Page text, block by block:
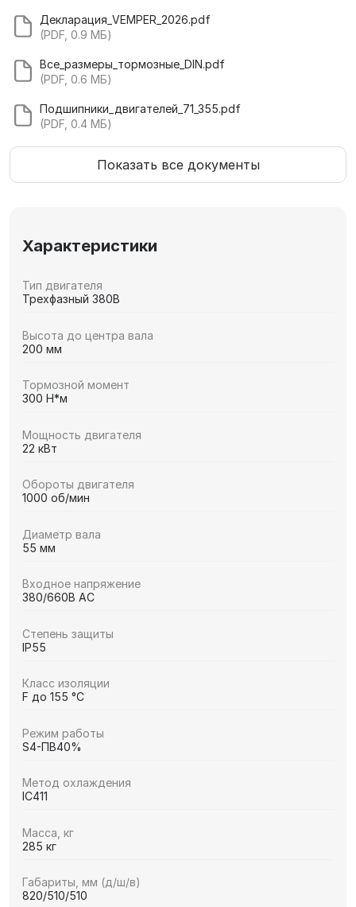
Декларация_VEMPER_2026.pdf
(PDF, 0.9 МБ)
Все_размеры_тормозные_DIN.pdf
(PDF, 0.6 МБ)
Подшипники_двигателей_71_355.pdf
(PDF, 0.4 МБ)
Показать все документы
Характеристики
Тип двигателя
Трехфазный 380В
Высота до центра вала
200 мм
Тормозной момент
300 Н*м
Мощность двигателя
22 кВт
Обороты двигателя
1000 об/мин
Диаметр вала
55 мм
Входное напряжение
380/660В AC
Степень защиты
IP55
Класс изоляции
F до 155 °C
Режим работы
S4-ПВ40%
Метод охлаждения
IC411
Масса, кг
285 кг
Габариты, мм (д/ш/в)
820/510/510